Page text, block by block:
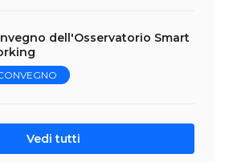
dell'Osservatorio Smart
Vedi tutti